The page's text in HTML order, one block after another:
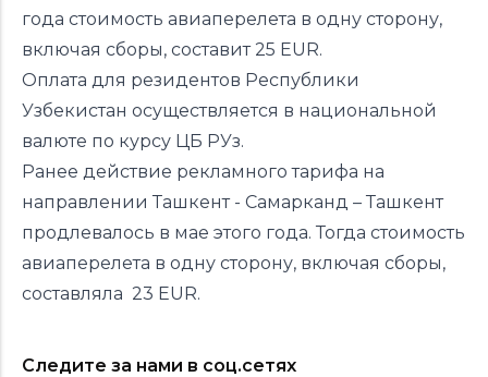
года стоимость авиаперелета в одну сторону,
включая сборы, составит 25 EUR.
Оплата для резидентов Республики
Узбекистан осуществляется в национальной
валюте по курсу ЦБ РУз.
Ранее действие рекламного тарифа на
направлении Ташкент - Самарканд – Ташкент
продлевалось в мае этого года. Тогда стоимость
авиаперелета в одну сторону, включая сборы,
составляла 23 EUR.
Следите за нами в соц.сетях